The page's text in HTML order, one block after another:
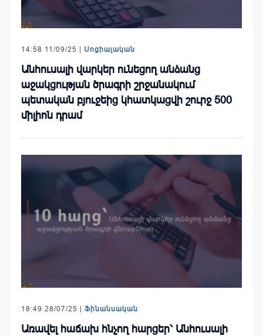
14:58 11/09/25 | Սոցիալական
Անհուսալի վարկեր ունեցող անձանց
աջակցության ծրագրի շրջանակում
պետական բյուջեից կհատկացվի շուրջ 500
միլիոն դրամ
18:49 28/07/25 | Ֆինանսական
Առավել հաճախ հնչող հարցեր՝ Անհուսալի